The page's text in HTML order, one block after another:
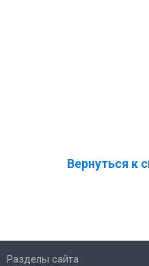
Вернуться к
Разделы сайта